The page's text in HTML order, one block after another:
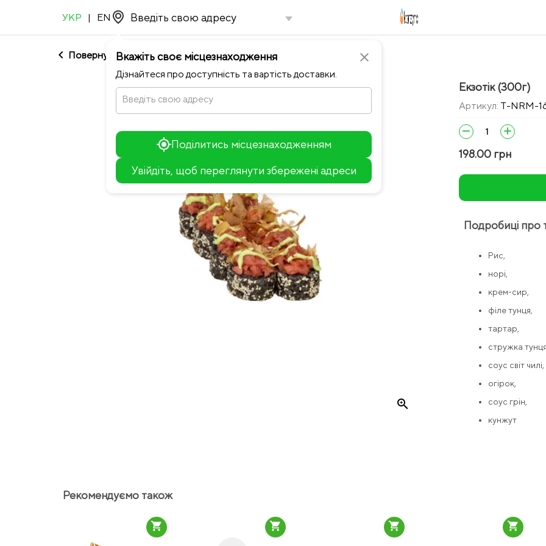
УКР | EN
close
Вкажіть своє місцезнаходження
Дізнайтеся про доступність та вартість доставки.
Введіть свою адресу
Поділитись місцезнаходженням
Увійдіть, щоб переглянути збережені адреси
chevron_left Повернутися до NEO ROOM
zoom_in
Екзотік (300г)
Артикул: T-NRM-
remove add
198.00 грн
Подробиці про
Рис,
норі,
крем-сир,
філе тунця,
тартар,
стружка тунця,
соус світ чилі,
огірок,
соус грін,
кунжут
Рекомендуємо також
shopping_cart shopping_cart shopping_cart shopping_cart